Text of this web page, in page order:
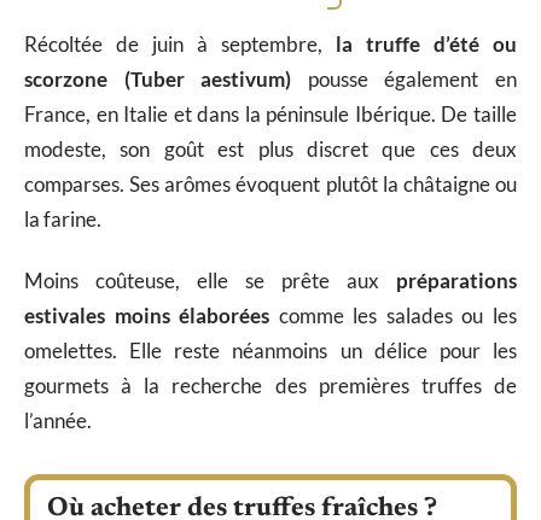
Récoltée de juin à septembre, la truffe d’été ou
scorzone (Tuber aestivum) pousse également en
France, en Italie et dans la péninsule Ibérique. De taille
modeste, son goût est plus discret que ces deux
comparses. Ses arômes évoquent plutôt la châtaigne ou
la farine.
Moins coûteuse, elle se prête aux préparations
estivales moins élaborées comme les salades ou les
omelettes. Elle reste néanmoins un délice pour les
gourmets à la recherche des premières truffes de
l’année.
Où acheter des truffes fraîches ?